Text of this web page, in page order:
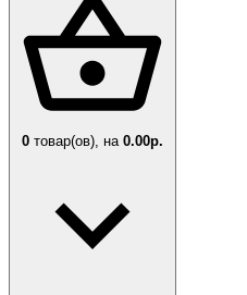
0 товар(ов), на 0.00р.